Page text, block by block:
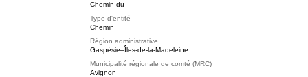
Chemin du
Type d'entité
Chemin
Région administrative
Gaspésie–Îles-de-la-Madeleine
Municipalité régionale de comté (MRC)
Avignon